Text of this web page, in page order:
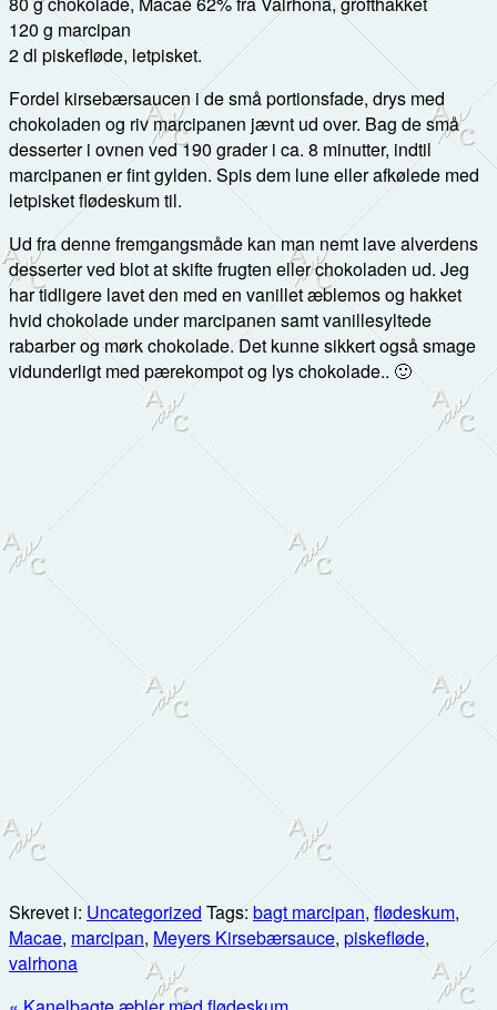
120 g marcipan
2 dl piskefløde, letpisket.
Fordel kirsebærsaucen i de små portionsfade, drys med
chokoladen og riv marcipanen jævnt ud over. Bag de små
desserter i ovnen ved 190 grader i ca. 8 minutter, indtil
marcipanen er fint gylden. Spis dem lune eller afkølede med
letpisket flødeskum til.
Ud fra denne fremgangsmåde kan man nemt lave alverdens
desserter ved blot at skifte frugten eller chokoladen ud. Jeg
har tidligere lavet den med en vanillet æblemos og hakket
hvid chokolade under marcipanen samt vanillesyltede
rabarber og mørk chokolade. Det kunne sikkert også smage
vidunderligt med pærekompot og lys chokolade.. 🙂
Skrevet i: Uncategorized Tags:bagt marcipan,flødeskum,
Macae, marcipan, Meyers Kirsebærsauce, piskefløde,
valrhona
Previous